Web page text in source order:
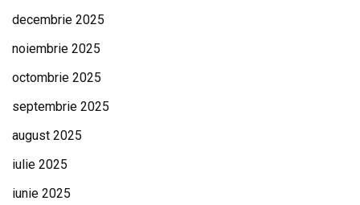
decembrie 2025
noiembrie 2025
octombrie 2025
septembrie 2025
august 2025
iulie 2025
iunie 2025